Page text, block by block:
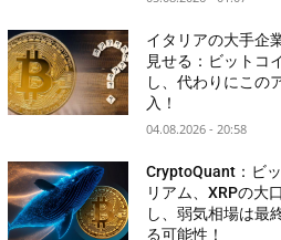
イタリアの大手企
見せる：ビットコ
し、代わりにこの
入！
04.08.2026 - 20:58
CryptoQuant：ビ
リアム、XRPの大
し、弱気相場は最
る可能性！